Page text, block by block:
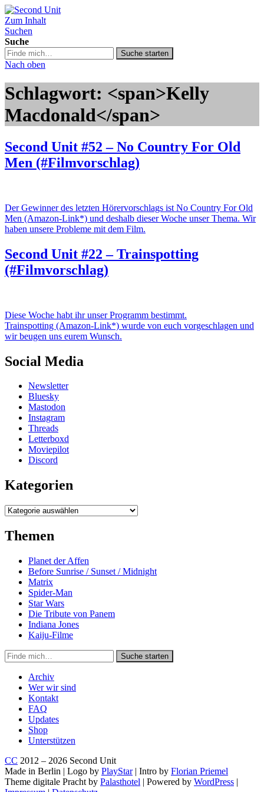
Second Unit
Zum Inhalt
Suchen
Suche
Suche
in
podcast.de/
Suche starten
Nach oben
Schlagwort: <span>Kelly
Macdonald</span>
Second Unit #52 – No Country For Old
Men (#Filmvorschlag)
Der Gewinner des letzten Hörervorschlags ist No Country For Old
Men (Amazon-Link*) und deshalb dieser Woche unser Thema. Wir
haben unsere Probleme mit dem Film.
Second Unit #22 – Trainspotting
(#Filmvorschlag)
Diese Woche habt ihr unser Programm bestimmt.
Trainspotting (Amazon-Link*) wurde von euch vorgeschlagen und
wir beugen uns eurem Wunsch.
Social Media
Newsletter
Bluesky
Mastodon
Instagram
Threads
Letterboxd
Moviepilot
Discord
Kategorien
Kategorien
Themen
Planet der Affen
Before Sunrise / Sunset / Midnight
Matrix
Spider-Man
Star Wars
Die Tribute von Panem
Indiana Jones
Kaiju-Filme
Suche
in
https://secondunit-
podcast.de/
Suche starten
Archiv
Wer wir sind
Kontakt
FAQ
Updates
Shop
Unterstützen
CC 2012 – 2026 Second Unit
Made in Berlin | Logo by PlayStar| Intro by Florian Priemel
Theme digitale Pracht by Palasthotel | Powered by WordPress |